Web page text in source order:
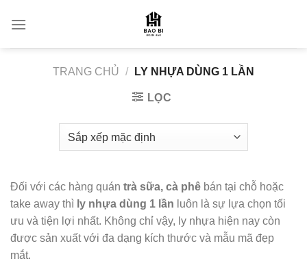
TRANG CHỦ / LY NHỰA DÙNG 1 LẦN
LỌC
Đối với các hàng quán trà sữa, cà phê bán tại chỗ hoặc
take away thì ly nhựa dùng 1 lần luôn là sự lựa chọn tối
ưu và tiện lợi nhất. Không chỉ vậy, ly nhựa hiện nay còn
được sản xuất với đa dạng kích thước và mẫu mã đẹp
mắt.